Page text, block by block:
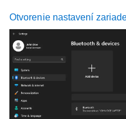
Otvorenie nastavení